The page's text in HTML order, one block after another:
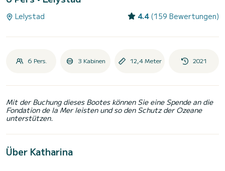
Lelystad 4.4 (159 Bewertungen)
6 Pers. 3 Kabinen 12,4 Meter 2021
Mit der Buchung dieses Bootes können Sie eine Spende an die
Fondation de la Mer leisten und so den Schutz der Ozeane
unterstützen.
Über Katharina